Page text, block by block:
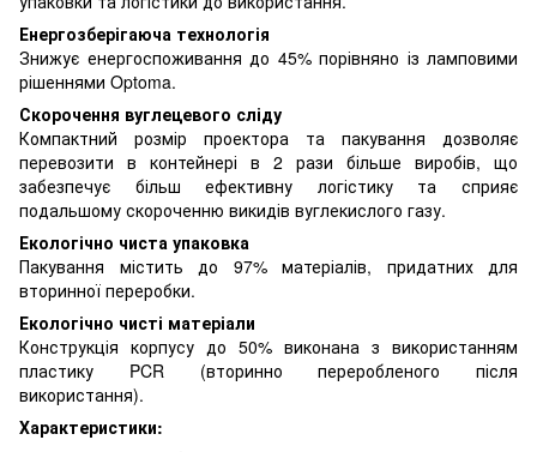
Енергозберігаюча технологія
Знижує енергоспоживання до 45% порівняно із ламповими
рішеннями Optoma.
Скорочення вуглецевого сліду
Компактний розмір проектора та пакування дозволяє
перевозити в контейнері в 2 рази більше виробів, що
забезпечує більш ефективну логістику та сприяє
подальшому скороченню викидів вуглекислого газу.
Екологічно чиста упаковка
Пакування містить до 97% матеріалів, придатних для
вторинної переробки.
Екологічно чисті матеріали
Конструкція корпусу до 50% виконана з використанням
пластику PCR (вторинно переробленого після
використання).
Характеристики: